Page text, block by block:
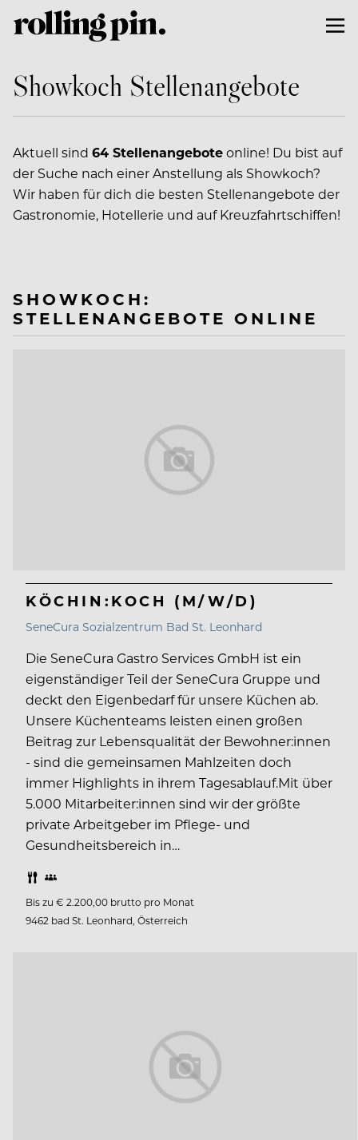
Showkoch Stellenangebote
Aktuell sind 64 Stellenangeboteonline! Du bist auf
der Suche nach einer Anstellung als Showkoch?
Wir haben für dich die besten Stellenangebote der
Gastronomie, Hotellerie und auf Kreuzfahrtschiffen!
SHOWKOCH:
STELLENANGEBOTE ONLINE
KÖCHIN:KOCH (M/W/D)
SeneCura Sozialzentrum Bad St. Leonhard
Die SeneCura Gastro Services GmbH ist ein
eigenständiger Teil der SeneCura Gruppe und
deckt den Eigenbedarf für unsere Küchen ab.
Unsere Küchenteams leisten einen großen
Beitrag zur Lebensqualität der Bewohner:innen
- sind die gemeinsamen Mahlzeiten doch
immer Highlights in ihrem Tagesablauf.Mit über
5.000 Mitarbeiter:innen sind wir der größte
private Arbeitgeber im Pflege- und
Gesundheitsbereich in…
Bis zu € 2.200,00 brutto pro Monat
9462 bad St. Leonhard, Österreich